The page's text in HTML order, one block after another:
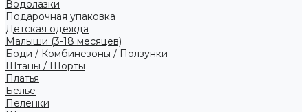
Водолазки
Подарочная упаковка
Детская одежда
Малыши (3-18 месяцев)
Боди / Комбинезоны / Ползунки
Штаны / Шорты
Платья
Белье
Пеленки